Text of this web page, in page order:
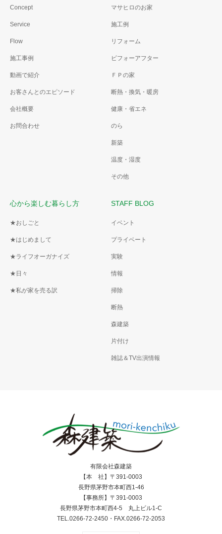
Concept
Service
Flow
施工事例
動画で紹介
お客さんとのエピソード
会社概要
お問合わせ
マサヒロのお家
施工例
リフォーム
ビフォーアフター
ＦＰの家
断熱・換気・暖房
健康・省エネ
のら
新築
温度・湿度
その他
心から楽しむ暮らし方
★おしごと
★はじめまして
★ライフオーガナイズ
★日々
★私が家を売る訳
STAFF BLOG
イベント
プライベート
実験
情報
掃除
断熱
森建築
片付け
雑誌＆TV出演情報
有限会社森建築
【本 社】〒391-0003
長野県茅野市本町西1-46
【事務所】〒391-0003
長野県茅野市本町西4-5 丸上ビル1-C
TEL.0266-72-2450・FAX.0266-72-2053